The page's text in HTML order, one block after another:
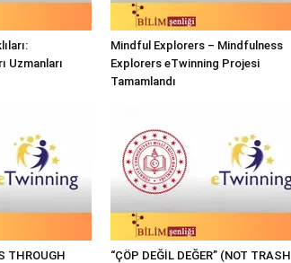
Uzmanları
Mindful Explorers – Mindfulness
Explorers eTwinning Projesi
Tamamlandı
THROUGH
“ÇÖP DEĞİL DEĞER” (NOT TRASH